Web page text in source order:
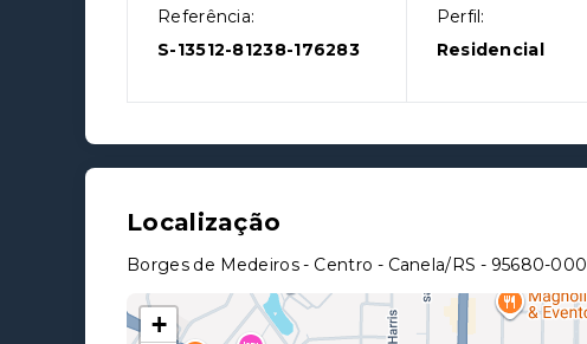
Referência:
S-13512-81238-176283
Perfil:
Residencial
Localização
Borges de Medeiros - Centro - Canela/RS - 95680-000
+